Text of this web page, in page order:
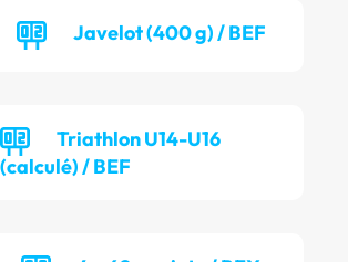
Javelot (400 g) / BEF
Triathlon U14-U16
(calculé) / BEF